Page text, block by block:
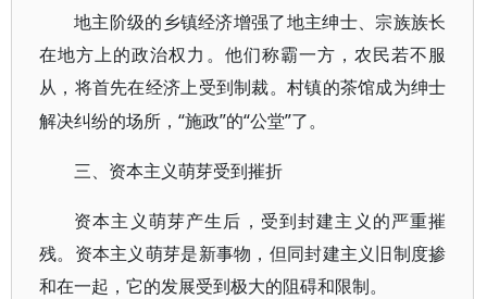
地主阶级的乡镇经济增强了地主绅士、宗族族长
在地方上的政治权力。他们称霸一方，农民若不服
从，将首先在经济上受到制裁。村镇的茶馆成为绅士
解决纠纷的场所， “施政”的“公堂”了。
三、资本主义萌芽受到摧折
资本主义萌芽产生后，受到封建主义的严重摧
残。资本主义萌芽是新事物，但同封建主义旧制度掺
和在一起，它的发展受到极大的阻碍和限制。